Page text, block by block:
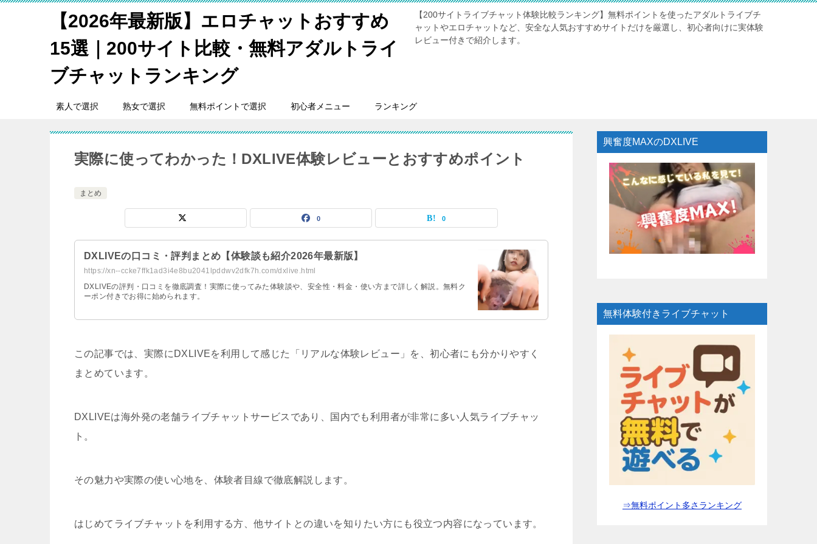
【2026年最新版】エロチャットおすすめ
15選｜200サイト比較・無料アダルトライ
ブチャットランキング
【200サイトライブチャット体験比較ランキング】無料ポイントを使ったアダルトライブチ
ャットやエロチャットなど、安全な人気おすすめサイトだけを厳選し、初心者向けに実体験
レビュー付きで紹介します。
素人で選択 熟女で選択 無料ポイントで選択 初心者メニュー ランキング
実際に使ってわかった！DXLIVE体験レビューとおすすめポイント
まとめ
0 0
DXLIVEの口コミ・評判まとめ【体験談も紹介2026年最新版】
https://xn--ccke7ffk1ad3i4e8bu2041lpddwv2dfk7h.com/dxlive.html
DXLIVEの評判・口コミを徹底調査！実際に使ってみた体験談や、安全性・料金・使い方まで詳しく解説。無料ク
ーポン付きでお得に始められます。
この記事では、実際にDXLIVEを利用して感じた「リアルな体験レビュー」を、初心者にも分かりやすく
まとめています。
DXLIVEは海外発の老舗ライブチャットサービスであり、国内でも利用者が非常に多い人気ライブチャッ
ト。
その魅力や実際の使い心地を、体験者目線で徹底解説します。
はじめてライブチャットを利用する方、他サイトとの違いを知りたい方にも役立つ内容になっています。
興奮度MAXのDXLIVE
無料体験付きライブチャット
⇒無料ポイント多さランキング